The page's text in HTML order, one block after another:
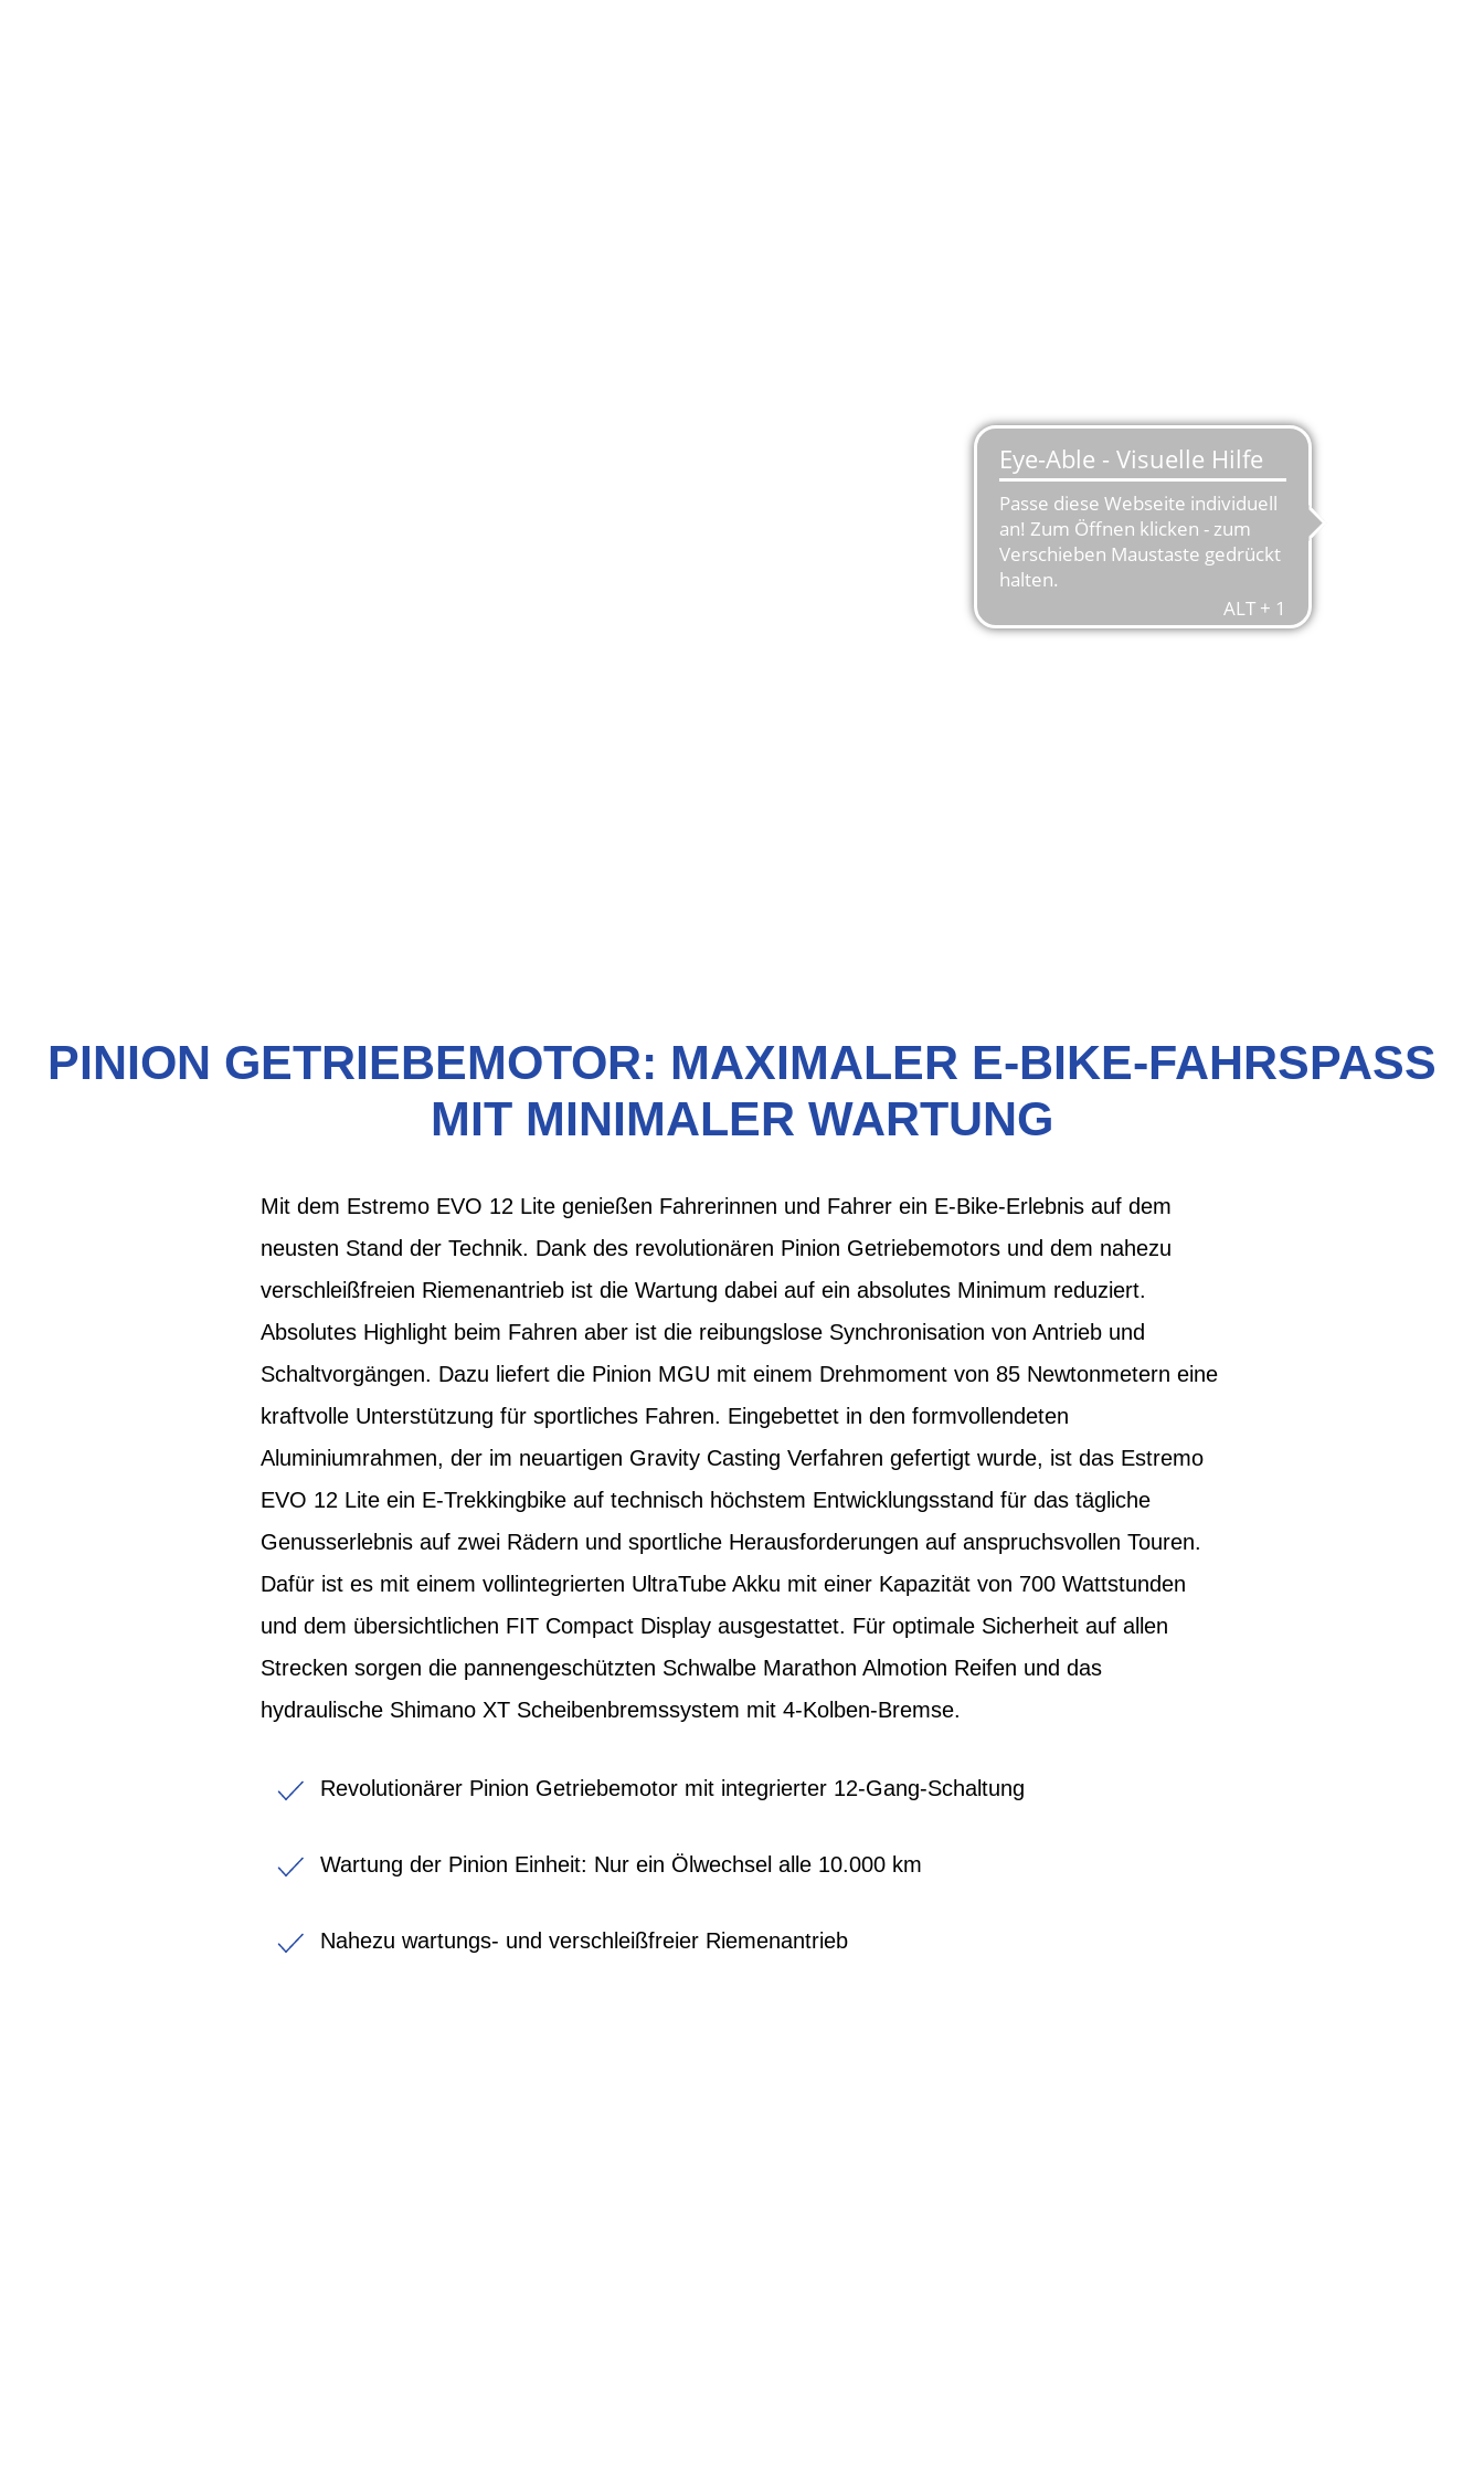
PINION GETRIEBEMOTOR: MAXIMALER E-BIKE-FAHRSPASS M
IT MINIMALER WARTUNG
Mit dem Estremo EVO 12 Lite genießen Fahrerinnen und Fahrer ein E-Bike-Erlebnis auf dem
neusten Stand der Technik. Dank des revolutionären Pinion Getriebemotors und dem nahezu
verschleißfreien Riemenantrieb ist die Wartung dabei auf ein absolutes Minimum reduziert.
Absolutes Highlight beim Fahren aber ist die reibungslose Synchronisation von Antrieb und
Schaltvorgängen. Dazu liefert die Pinion MGU mit einem Drehmoment von 85 Newtonmetern eine
kraftvolle Unterstützung für sportliches Fahren. Eingebettet in den formvollendeten
Aluminiumrahmen, der im neuartigen Gravity Casting Verfahren gefertigt wurde, ist das Estremo
EVO 12 Lite ein E-Trekkingbike auf technisch höchstem Entwicklungsstand für das tägliche
Genusserlebnis auf zwei Rädern und sportliche Herausforderungen auf anspruchsvollen Touren.
Dafür ist es mit einem vollintegrierten UltraTube Akku mit einer Kapazität von 700 Wattstunden
und dem übersichtlichen FIT Compact Display ausgestattet. Für optimale Sicherheit auf allen
Strecken sorgen die pannengeschützten Schwalbe Marathon Almotion Reifen und das
hydraulische Shimano XT Scheibenbremssystem mit 4-Kolben-Bremse.
Revolutionärer Pinion Getriebemotor mit integrierter 12-Gang-Schaltung
Wartung der Pinion Einheit: Nur ein Ölwechsel alle 10.000 km
Nahezu wartungs- und verschleißfreier Riemenantrieb